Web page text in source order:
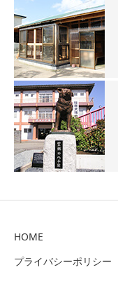
HOME
プライバシーポリシー